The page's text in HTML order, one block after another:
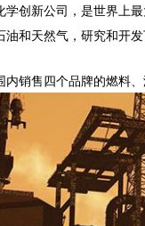
学创新公司，是世界上
和天然气，研究和开
销售四个品牌的燃料